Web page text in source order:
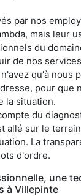
par nos
mais leur
du
de nos
qu'à nous
pour que
la situation.
du
allé sur le
La
d'ordre.
une
à Villepinte